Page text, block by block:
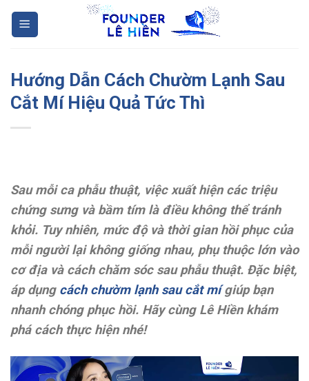
Skip
Hướng Dẫn Cách Chườm Lạnh Sau
Cắt Mí Hiệu Quả Tức Thì
Sau mỗi ca phẫu thuật, việc xuất hiện các triệu
chứng sưng và bầm tím là điều không thể tránh
khỏi. Tuy nhiên, mức độ và thời gian hồi phục của
mỗi người lại không giống nhau, phụ thuộc lớn vào
cơ địa và cách chăm sóc sau phẫu thuật. Đặc biệt,
áp dụng cách chườm lạnh sau cắt mígiúp bạn
nhanh chóng phục hồi. Hãy cùng Lê Hiền khám
phá cách thực hiện nhé!